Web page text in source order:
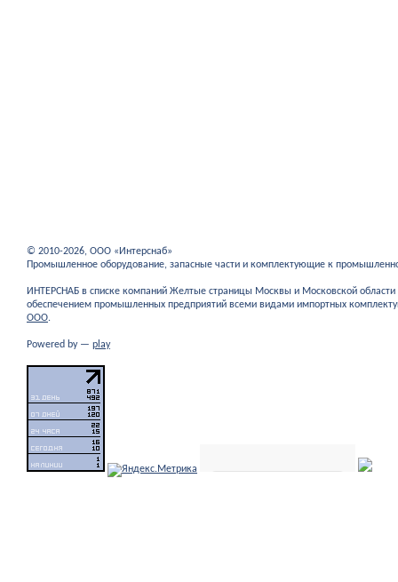
© 2010-2026, ООО «Интерснаб»
Промышленное оборудование, запасные части и комплектующие к
ИНТЕРСНАБ в списке компаний Желтые страницы Москвы и Московской
обеспечением промышленных предприятий всеми видами импортных
ООО.
Powered by — play